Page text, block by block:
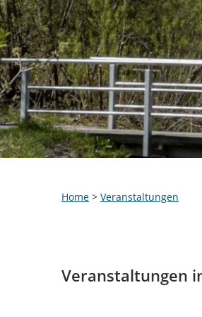
Home > Veranstaltungen
Veranstaltungen